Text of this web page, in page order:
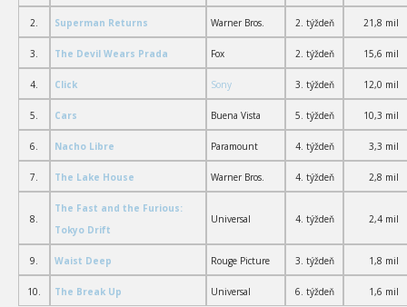
2. Superman Returns Warner Bros. 2. týždeň 21,8 mil
3. The Devil Wears Prada Fox 2. týždeň 15,6 mil
4. Click Sony 3. týždeň 12,0 mil
5. Cars Buena Vista 5. týždeň 10,3 mil
6. Nacho Libre Paramount 4. týždeň 3,3 mil
7. The Lake House Warner Bros. 4. týždeň 2,8 mil
8.
The Fast and the Furious:
Tokyo Drift
Universal 4. týždeň 2,4 mil
9. Waist Deep Rouge Picture 3. týždeň 1,8 mil
10. The Break Up Universal 6. týždeň 1,6 mil